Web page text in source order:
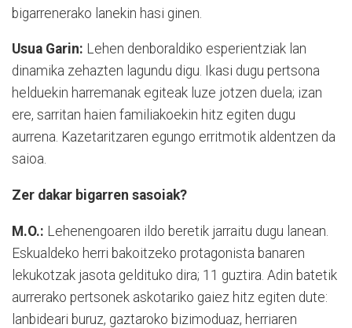
bigarrenerako lanekin hasi ginen.
Usua Garin: Lehen denboraldiko esperientziak lan
dinamika zehazten lagundu digu. Ikasi dugu pertsona
helduekin harremanak egiteak luze jotzen duela; izan
ere, sarritan haien familiakoekin hitz egiten dugu
aurrena. Kazetaritzaren egungo erritmotik aldentzen da
saioa.
Zer dakar bigarren sasoiak?
M.O.: Lehenengoaren ildo beretik jarraitu dugu lanean.
Eskualdeko herri bakoitzeko protagonista banaren
lekukotzak jasota geldituko dira; 11 guztira. Adin batetik
aurrerako pertsonek askotariko gaiez hitz egiten dute:
lanbideari buruz, gaztaroko bizimoduaz, herriaren